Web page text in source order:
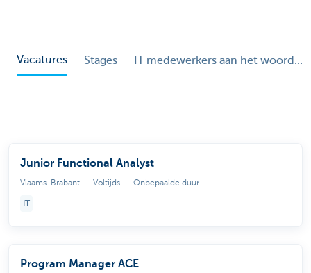
Vacatures Stages IT medewerkers aan het woord...
Junior Functional Analyst
Vlaams-Brabant Voltijds Onbepaalde duur
IT
Program Manager ACE